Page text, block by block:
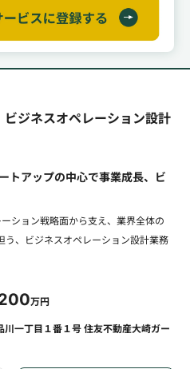
ビジネスオペレーション設計
アップの中心で事業成長、ビ
ション戦略面から支え、業界全体の
う、ビジネスオペレーション設計業務
万円
川一丁目１番１号 住友不動産大崎ガー